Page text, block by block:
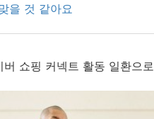
을 것 같아요
버 쇼핑 커넥트 활동 일환으